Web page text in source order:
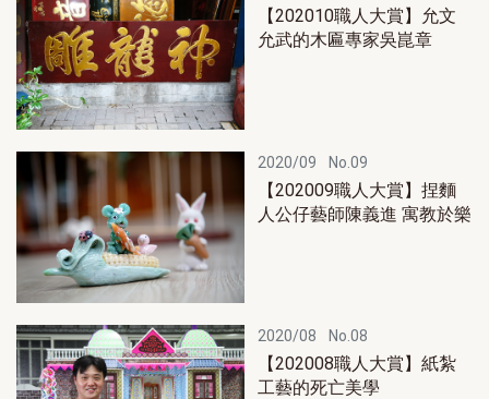
【202010職人大賞】允文
允武的木匾專家吳崑章
2020/09 No.09
【202009職人大賞】捏麵
人公仔藝師陳義進 寓教於樂
2020/08 No.08
【202008職人大賞】紙紮
工藝的死亡美學